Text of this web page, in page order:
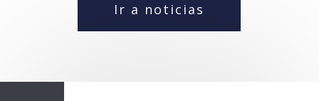
Ir a noticias